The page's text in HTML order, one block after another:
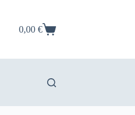
Warenkorb
0,00 €